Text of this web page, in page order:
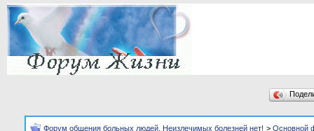
Форум общения больных людей. Неизлечимых болезней нет! > Основной